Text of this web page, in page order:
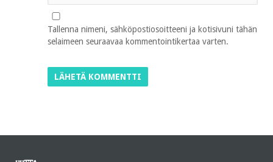
Tallenna nimeni, sähköpostiosoitteeni ja kotisivuni tähän
selaimeen seuraavaa kommentointikertaa varten.